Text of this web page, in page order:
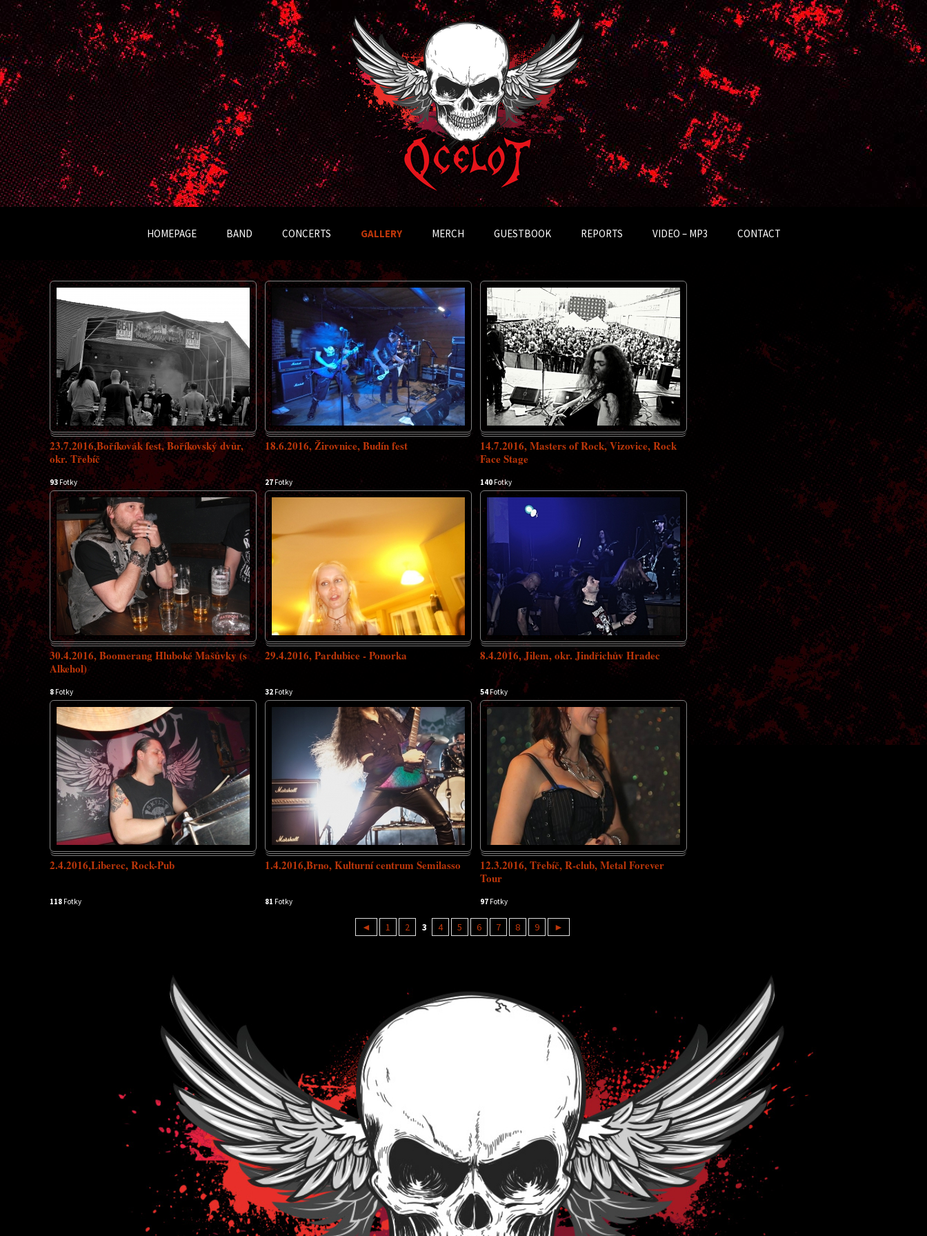
OCELOT
webu
HOMEPAGE BAND CONCERTS GALLERY MERCH GUESTBOOK REPORTS VIDEO – MP3 CONTACT
23.7.2016,Boříkovák fest, Boříkovský dvůr,
okr. Třebíč
93Fotky
18.6.2016, Žirovnice, Budín fest
27Fotky
14.7.2016, Masters of Rock, Vizovice, Rock
Face Stage
140 Fotky
30.4.2016, Boomerang Hluboké Mašůvky (s
Alkehol)
8 Fotky
29.4.2016, Pardubice - Ponorka
32 Fotky
8.4.2016, Jilem, okr. Jindřichův Hradec
54Fotky
2.4.2016,Liberec, Rock-Pub
118 Fotky
1.4.2016,Brno, Kulturní centrum Semilasso
81 Fotky
12.3.2016, Třebíč, R-club, Metal Forever
Tour
97 Fotky
◄ 1 2 3 4 5 6 7 8 9 ►